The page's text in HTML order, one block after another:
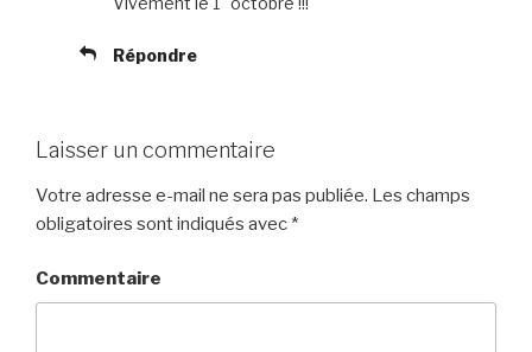
Répondre
Laisser un commentaire
Votre adresse e-mail ne sera pas publiée. Les champs
obligatoires sont indiqués avec *
Commentaire